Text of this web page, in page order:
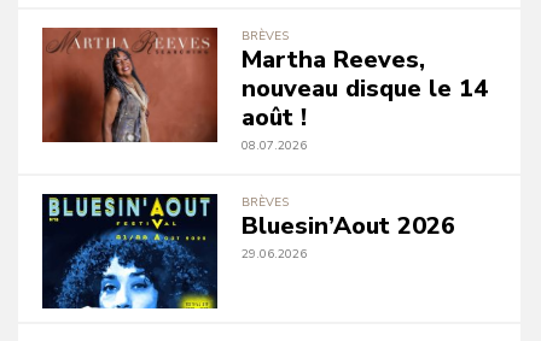
BRÈVES
Martha Reeves,
nouveau disque le 14
août !
08.07.2026
BRÈVES
Bluesin’Aout 2026
29.06.2026